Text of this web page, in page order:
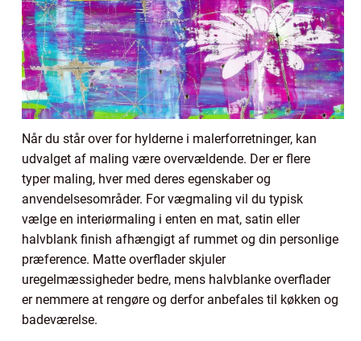
Når du står over for hylderne i malerforretninger, kan
udvalget af maling være overvældende. Der er flere
typer maling, hver med deres egenskaber og
anvendelsesområder. For vægmaling vil du typisk
vælge en interiørmaling i enten en mat, satin eller
halvblank finish afhængigt af rummet og din personlige
præference. Matte overflader skjuler
uregelmæssigheder bedre, mens halvblanke overflader
er nemmere at rengøre og derfor anbefales til køkken og
badeværelse.